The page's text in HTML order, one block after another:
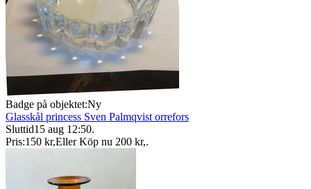
Badge på objektet:Ny
Glasskål princess Sven Palmqvist orrefors
Sluttid15 aug 12:50.
Pris:150 kr,Eller Köp nu 200 kr,.